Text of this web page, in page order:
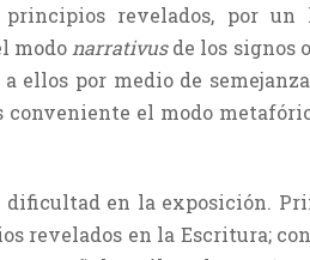
revelados, por un
modonarrativusde los signos
ellos por medio de
el modo
en la exposición.
revelados en la Escritura;